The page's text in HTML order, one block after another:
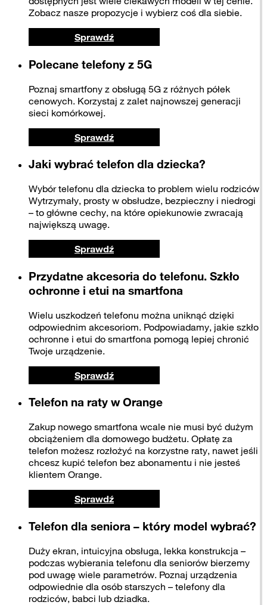
Zobacz nasze propozycje i wybierz coś dla siebie.
Sprawdź
Polecane telefony z 5G
Poznaj smartfony z obsługą 5G z różnych półek
cenowych. Korzystaj z zalet najnowszej generacji
sieci komórkowej.
Sprawdź
Jaki wybrać telefon dla dziecka?
Wybór telefonu dla dziecka to problem wielu rodziców.
Wytrzymały, prosty w obsłudze, bezpieczny i niedrogi
– to główne cechy, na które opiekunowie zwracają
największą uwagę.
Sprawdź
Przydatne akcesoria do telefonu. Szkło
ochronne i etui na smartfona
Wielu uszkodzeń telefonu można uniknąć dzięki
odpowiednim akcesoriom. Podpowiadamy, jakie szkło
ochronne i etui do smartfona pomogą lepiej chronić
Twoje urządzenie.
Sprawdź
Telefon na raty w Orange
Zakup nowego smartfona wcale nie musi być dużym
obciążeniem dla domowego budżetu. Opłatę za
telefon możesz rozłożyć na korzystne raty, nawet jeśli
chcesz kupić telefon bez abonamentu i nie jesteś
klientem Orange.
Sprawdź
Telefon dla seniora – który model wybrać?
Duży ekran, intuicyjna obsługa, lekka konstrukcja –
podczas wybierania telefonu dla seniorów bierzemy
pod uwagę wiele parametrów. Poznaj urządzenia
odpowiednie dla osób starszych – telefony dla
rodziców, babci lub dziadka.